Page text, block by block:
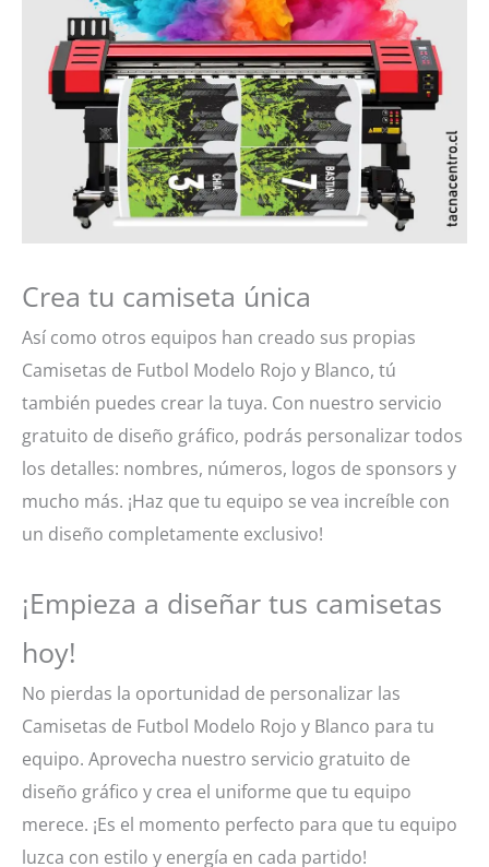
Crea tu camiseta única
Así como otros equipos han creado sus propias
Camisetas de Futbol Modelo Rojo y Blanco, tú
también puedes crear la tuya. Con nuestro servicio
gratuito de diseño gráfico, podrás personalizar todos
los detalles: nombres, números, logos de sponsors y
mucho más. ¡Haz que tu equipo se vea increíble con
un diseño completamente exclusivo!
¡Empieza a diseñar tus camisetas
hoy!
No pierdas la oportunidad de personalizar las
Camisetas de Futbol Modelo Rojo y Blanco para tu
equipo. Aprovecha nuestro servicio gratuito de
diseño gráfico y crea el uniforme que tu equipo
merece. ¡Es el momento perfecto para que tu equipo
luzca con estilo y energía en cada partido!